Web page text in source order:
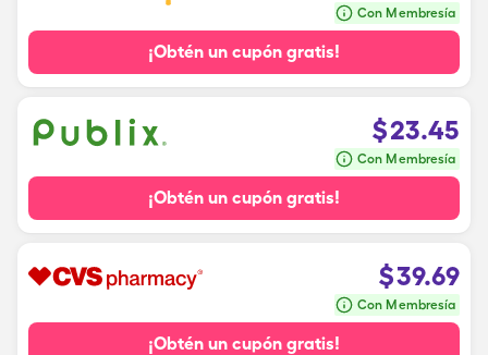
Con Membresía
¡Obtén un cupón gratis!
$23.45
Con Membresía
¡Obtén un cupón gratis!
$39.69
Con Membresía
¡Obtén un cupón gratis!